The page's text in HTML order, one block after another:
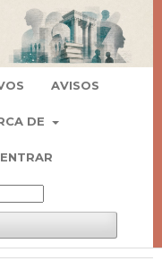
AVISOS
DE
ENTRAR